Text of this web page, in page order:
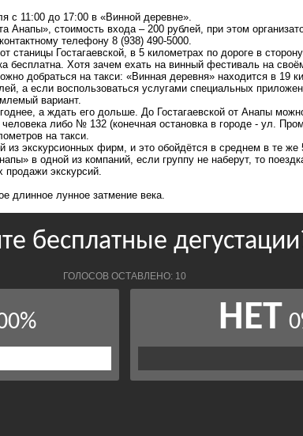
с 11:00 до 17:00 в «Винной деревне».
Анапы», стоимость входа – 200 рублей, при этом
телефону 8 (938) 490-5000.
станицы Гостагаевской, в 5 километрах по дороге в
бесплатна. Хотя зачем ехать на винный фестиваль на
добраться на такси: «Винная деревня» находится в 19
а если воспользоваться услугами специальных
вариант.
а ждать его дольше. До Гостагаевской от Анапы
человека либо № 132 (конечная остановка в городе - ул.
на такси.
из экскурсионных фирм, и это обойдётся в среднем в те же
в одной из компаний, если группу не наберут, то
продажи экскурсий.
длинное лунное затмение века.